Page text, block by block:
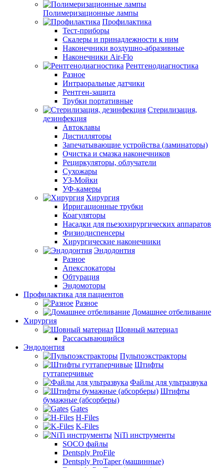
Полимеризационные лампы
Профилактика
Тест-приборы
Скалеры и принадлежности к ним
Наконечники воздушно-абразивные
Наконечники Air-Flo
Рентгенодиагностика
Разное
Интраоральные датчики
Рентген-защита
Трубки портативные
Стерилизация,
дезинфекция
Автоклавы
Дистилляторы
Запечатывающие устройства (ламинаторы)
Очистка и смазка наконечников
Рециркуляторы, облучатели
Сухожары
УЗ-Мойки
УФ-камеры
Хирургия
Ирригационные трубки
Коагуляторы
Насадки для пьезохирургических аппаратов
Физиодиспенсеры
Хирургические наконечники
Эндодонтия
Разное
Апекслокаторы
Обтурация
Эндомоторы
Профилактика для пациентов
Разное
Домашнее отбеливание
Хирургия
Шовный материал
Рассасывающийся
Эндодонтия
Пульпоэкстракторы
Штифты
гуттаперчивые
Файлы для ультразвука
Штифты
бумажные (абсорберы)
Gates
H-Files
K-Files
NiTi инструменты
SOCO файлы
Dentsply ProFile
Dentsply ProTaper (машинные)